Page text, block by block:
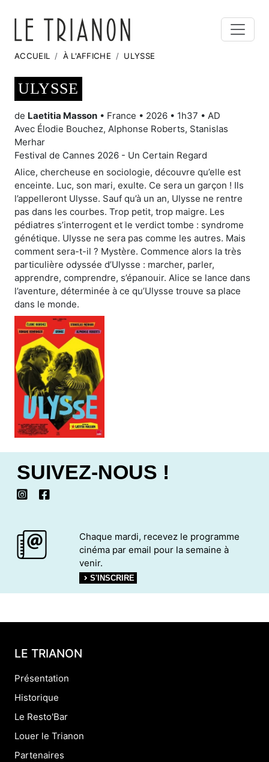
ACCUEIL À L'AFFICHE ULYSSE
ULYSSE
de Laetitia Masson • France • 2026 • 1h37 • AD
Avec Élodie Bouchez, Alphonse Roberts, Stanislas
Merhar
Festival de Cannes 2026 - Un Certain Regard
Alice, chercheuse en sociologie, découvre qu’elle est
enceinte. Luc, son mari, exulte. Ce sera un garçon ! Ils
l’appelleront Ulysse. Sauf qu’à un an, Ulysse ne rentre
pas dans les courbes. Trop petit, trop maigre. Les
pédiatres s’interrogent et le verdict tombe : syndrome
génétique. Ulysse ne sera pas comme les autres. Mais
comment sera-t-il ? Mystère. Commence alors la très
particulière odyssée d’Ulysse : marcher, parler,
apprendre, comprendre, s’épanouir. Alice se lance dans
l’aventure, déterminée à ce qu’Ulysse trouve sa place
dans le monde.
SUIVEZ-NOUS !
Chaque mardi, recevez le programme
cinéma par email pour la semaine à
venir.
S'INSCRIRE
LE TRIANON
Présentation
Historique
Le Resto'Bar
Louer le Trianon
Partenaires